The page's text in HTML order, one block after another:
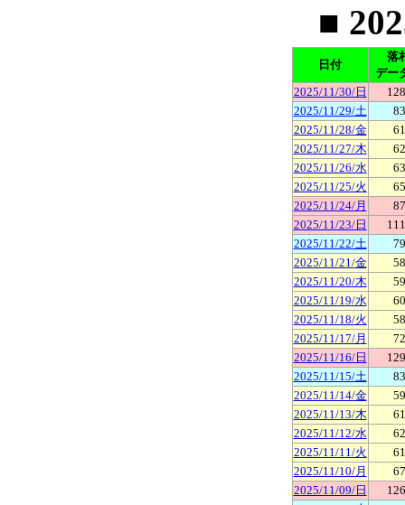
■
日付
落
デー
2025/11/30/日
2025/11/29/土
2025/11/28/金
2025/11/27/木
2025/11/26/水
2025/11/25/火
2025/11/24/月
2025/11/23/日
2025/11/22/土
2025/11/21/金
2025/11/20/木
2025/11/19/水
2025/11/18/火
2025/11/17/月
2025/11/16/日
2025/11/15/土
2025/11/14/金
2025/11/13/木
2025/11/12/水
2025/11/11/火
2025/11/10/月
2025/11/09/日